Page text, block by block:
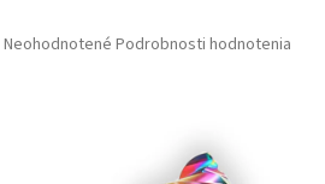
Priemerné
Neohodnotené Podrobnosti hodnotenia